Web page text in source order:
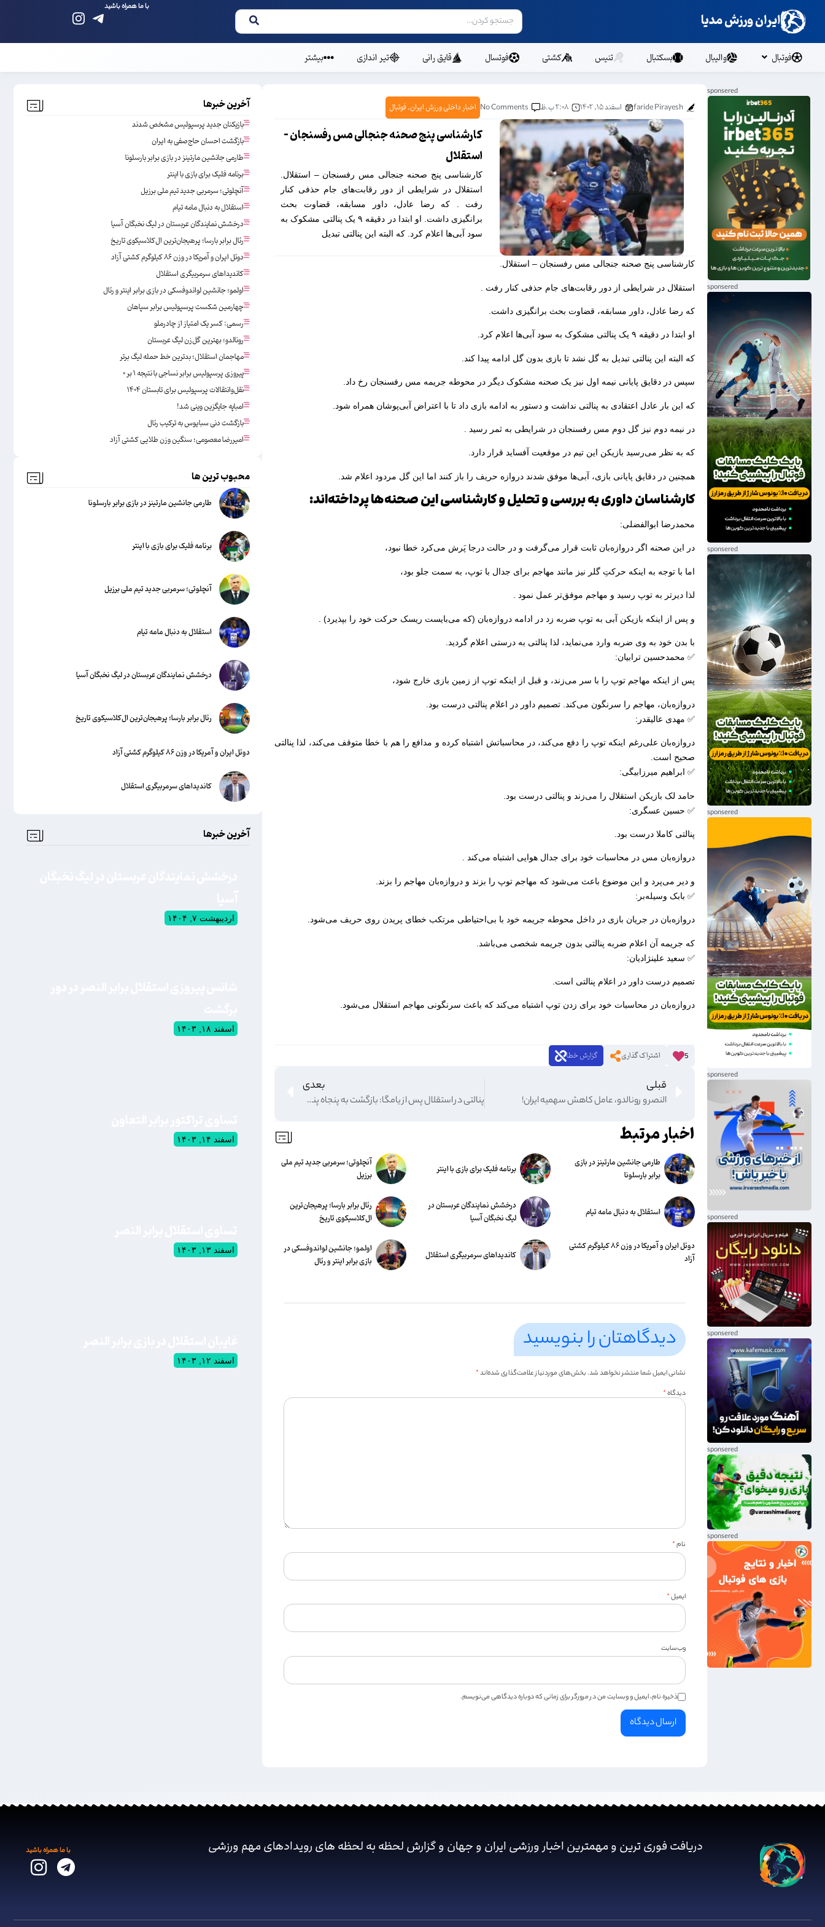
ایران ورزش مدیا
با ما همراه باشید
فوتبال والیبال بسکتبال تنیس کشتی فوتسال قایق رانی تیر اندازی بیشتر
faride Pirayesh اسفند ۱۵, ۱۴۰۲ ۲:۰۸ ب.ظ No Comments اخبار داخلی ورزش ایران,فوتبال
کارشناسی پنج صحنه جنجالی مس رفسنجان –
استقلال
کارشناسی پنج صحنه جنجالی مس رفسنجان – استقلال.
استقلال در شرایطی از دور رقابت‌های جام حذفی کنار
رفت . که رضا عادل، داور مسابقه، قضاوت بحث
برانگیزی داشت. او ابتدا در دقیقه ۹ یک پنالتی مشکوک به
سود آبی‌ها اعلام کرد. که البته این پنالتی تبدیل
کارشناسی پنج صحنه جنجالی مس رفسنجان – استقلال.
استقلال در شرایطی از دور رقابت‌های جام حذفی کنار رفت .
که رضا عادل، داور مسابقه، قضاوت بحث برانگیزی داشت.
او ابتدا در دقیقه ۹ یک پنالتی مشکوک به سود آبی‌ها اعلام کرد.
که البته این پنالتی تبدیل به گل نشد تا بازی بدون گل ادامه پیدا کند.
سپس در دقایق پایانی نیمه اول نیز یک صحنه مشکوک دیگر در محوطه جریمه مس رفسنجان رخ داد.
که این‌ بار عادل اعتقادی به پنالتی نداشت و دستور به ادامه بازی داد تا با اعتراض آبی‌پوشان همراه شود.
در نیمه دوم نیز گل دوم مس رفسنجان در شرایطی به ثمر رسید .
که به نظر می‌رسید بازیکن این تیم در موقعیت آفساید قرار دارد.
همچنین در دقایق پایانی بازی، آبی‌ها موفق شدند دروازه حریف را باز کنند اما این گل مردود اعلام شد.
کارشناسان داوری به بررسی و تحلیل و کارشناسی این صحنه‌ها پرداخته‌اند:
محمدرضا ابوالفضلی:
در این صحنه اگر دروازه‌بان ثابت قرار می‌گرفت و در حالت درجا پَرش می‌کرد خطا نبود،
اما با توجه به اینکه حرکتِ گلر نیز مانند مهاجم برای جدال با توپ، به سمت جلو بود،
لذا دیرتر به توپ رسید و‌ مهاجم موفق‌تر عمل نمود .
و پس از اینکه بازیکن آبی به توپ ضربه زد در ادامه دروازه‌بان (که می‌بایست ریسک حرکت خود را بپذیرد) .
با بدن خود به وی ضربه وارد می‌نماید، لذا پنالتی به درستی اعلام گردید.
✅ محمدحسین ترابیان:
پس از اینکه مهاجم توپ را با سر می‌زند، و قبل از اینکه توپ از زمین بازی خارج شود،
دروازه‌بان، مهاجم را سرنگون می‌کند. تصمیم داور در اعلام پنالتی درست بود.
✅ مهدی عالیقدر:
دروازه‌بان علی‌رغم اینکه توپ را دفع می‌کند، در محاسباتش اشتباه کرده و مدافع را هم با خطا متوقف می‌کند، لذا پنالتی
صحیح است.
✅ ابراهیم میرزابیگی:
حامد لک بازیکن استقلال را می‌زند و پنالتی درست بود.
✅ حسین عسگری:
پنالتی کاملا درست بود.
دروازه‌بان مس در محاسبات خود برای جدال هوایی اشتباه می‌کند .
و دیر می‌پرد و این موضوع باعث می‌شود که مهاجم توپ را بزند و دروازه‌بان مهاجم را بزند.
✅ بابک وسیله‌بر:
دروازه‌بان در جریان بازی در داخل محوطه جریمه خود با بی‌احتیاطی مرتکب خطای پریدن روی حریف می‌شود.
که جریمه آن اعلام ضربه پنالتی بدون جریمه شخصی می‌باشد.
✅ سعید علینژادیان:
تصمیم درست داور در اعلام پنالتی است.
دروازه‌بان در محاسبات خود برای زدن توپ اشتباه می‌کند که باعث سرنگونی مهاجم استقلال می‌شود.
5 اشتراک گذاری گزارش خطا
قبلی
النصر و رونالدو، عامل کاهش سهمیه ایران!
بعدی
پنالتی در استقلال پس از یامگا: بازگشت به پنجاه پنجاه!
اخبار مرتبط
طارمی جانشین مارتینز در بازی
برابر بارسلونا
برنامه فلیک برای بازی با اینتر
آنچلوتی؛ سرمربی جدید تیم ملی
برزیل
استقلال به دنبال مامه تیام
درخشش نمایندگان عربستان در
لیگ نخبگان آسیا
رئال برابر بارسا؛ پرهیجان‌‌ترین
ال‌کلاسیکوی تاریخ
دوئل ایران و آمریکا در وزن ۸۶ کیلوگرم کشتی
آزاد
کاندیداهای سرمربیگری استقلال
اولمو؛ جانشین لواندوفسکی در
بازی برابر اینتر و رئال
دیدگاهتان را بنویسید
نشانی ایمیل شما منتشر نخواهد شد.بخش‌های موردنیاز علامت‌گذاری شده‌اند*
دیدگاه*
نام*
ایمیل*
وب‌سایت
ذخیره نام، ایمیل و وبسایت من در مرورگر برای زمانی که دوباره دیدگاهی می‌نویسم.
آخرین خبرها
بازیکنان جدید پرسپولیس مشخص شدند
بازگشت احسان حاج‌صفی به ایران
طارمی جانشین مارتینز در بازی برابر بارسلونا
برنامه فلیک برای بازی با اینتر
آنچلوتی؛ سرمربی جدید تیم ملی برزیل
استقلال به دنبال مامه تیام
درخشش نمایندگان عربستان در لیگ نخبگان آسیا
رئال برابر بارسا؛ پرهیجان‌‌ترین ال‌کلاسیکوی تاریخ
دوئل ایران و آمریکا در وزن ۸۶ کیلوگرم کشتی آزاد
کاندیداهای سرمربیگری استقلال
اولمو؛ جانشین لواندوفسکی در بازی برابر اینتر و رئال
چهارمین شکست پرسپولیس برابر سپاهان
رسمی: کسر یک امتیاز از چادرملو
رونالدو؛ بهترین گل‌زن لیگ عربستان
مهاجمان استقلال؛ بدترین خط حمله لیگ برتر
پیروزی پرسپولیس برابر نساجی با نتیجه ۱ بر ۰
نقل‌وانتقالات پرسپولیس برای تابستان ۱۴۰۴
امباپه جایگزین وینی شد!
بازگشت دنی سبایوس به ترکیب رئال
امیررضا معصومی؛ سنگین وزن طلایی کشتی آزاد
محبوب ترین ها
طارمی جانشین مارتینز در بازی برابر بارسلونا
برنامه فلیک برای بازی با اینتر
آنچلوتی؛ سرمربی جدید تیم ملی برزیل
استقلال به دنبال مامه تیام
درخشش نمایندگان عربستان در لیگ نخبگان آسیا
رئال برابر بارسا؛ پرهیجان‌‌ترین ال‌کلاسیکوی تاریخ
دوئل ایران و آمریکا در وزن ۸۶ کیلوگرم کشتی آزاد
کاندیداهای سرمربیگری استقلال
آخرین خبرها
اردیبهشت ۷, ۱۴۰۴
اسفند ۱۸, ۱۴۰۳
اسفند ۱۴, ۱۴۰۳
اسفند ۱۳, ۱۴۰۳
اسفند ۱۲, ۱۴۰۳
دریافت فوری ترین و مهمترین اخبار ورزشی ایران و جهان و گزارش لحظه به لحظه های رویدادهای مهم ‌ورزشی با ما همراه باشید